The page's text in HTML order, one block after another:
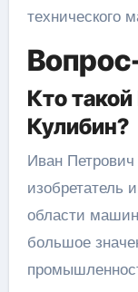
технического
Кто
Кулибин?
Иван
изобретатель
области
большое